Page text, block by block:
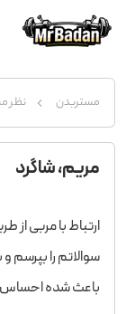
مستربدن نظر
مریم، شاگرد
ارتباط با مربی از
سوالاتم را
باعث شده احساس